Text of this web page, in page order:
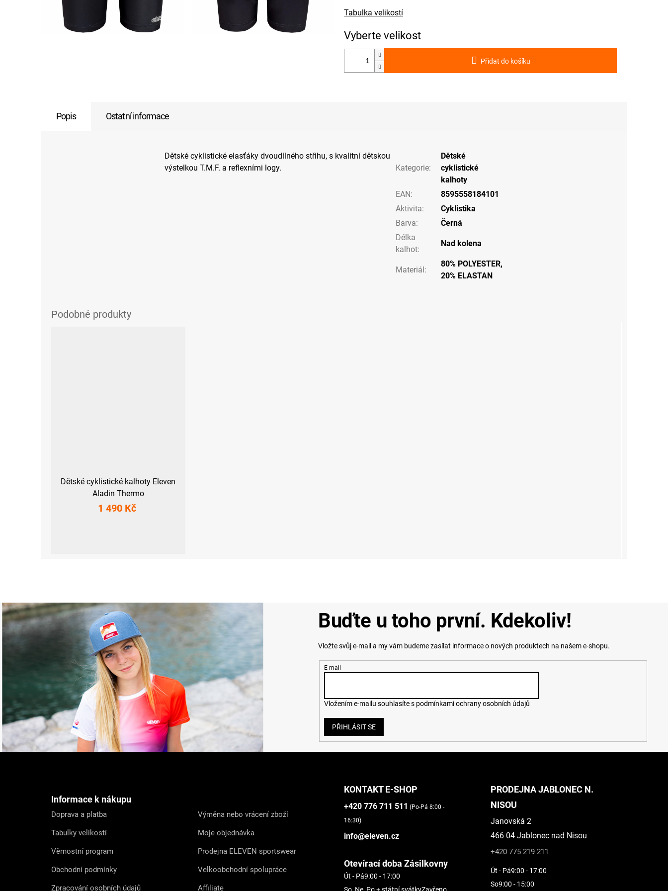
Tabulka velikostí
Přidat do košíku
Popis Ostatní informace
Dětské cyklistické elasťáky dvoudílného střihu, s kvalitní dětskou
výstelkou T.M.F. a reflexními logy.
Kategorie:
Dětské
cyklistické
kalhoty
EAN:
8595558184101
Aktivita:
Cyklistika
Barva:
Černá
Délka
kalhot:
Nad kolena
Materiál:
80% POLYESTER,
20% ELASTAN
Dětské cyklistické kalhoty Eleven
Aladin Thermo
1 490 Kč
Buďte u toho první. Kdekoliv!
Vložte svůj e-mail a my vám budeme zasílat informace o nových produktech na našem e-shopu.
E-mail
Vložením e-mailu souhlasíte s podmínkami ochrany osobních údajů
PŘIHLÁSIT SE
Informace k nákupu
Doprava a platba
Tabulky velikostí
Věrnostní program
Obchodní podmínky
Zpracování osobních údajů
Výměna nebo vrácení zboží
Moje objednávka
Prodejna ELEVEN sportswear
Velkoobchodní spolupráce
Affiliate
KONTAKT E-SHOP
+420 776 711 511 (Po-Pá 8:00 -
16:30)
info@eleven.cz
Otevírací doba Zásilkovny
Út - Pá9:00 - 17:00
So, Ne, Po + státní svátkyZavřeno
PRODEJNA JABLONEC N.
NISOU
Janovská 2
466 04 Jablonec nad Nisou
+420 775 219 211
Út - Pá9:00 - 17:00
So9:00 - 15:00